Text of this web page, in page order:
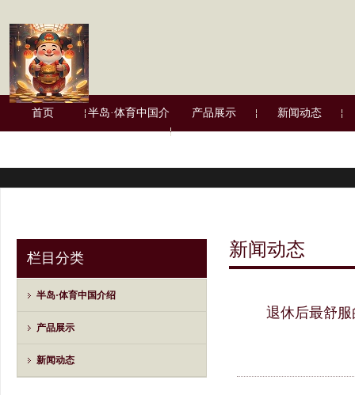
首页 半岛·体育中国介 产品展示 新闻动态
栏目分类
半岛·体育中国介绍
产品展示
新闻动态
新闻动态
退休后最舒